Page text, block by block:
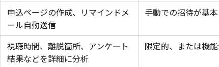
申込ページの作成、リマインドメ
ール自動送信
手動での招待が基本
視聴時間、離脱箇所、アンケート
結果などを詳細に分析
限定的、または機